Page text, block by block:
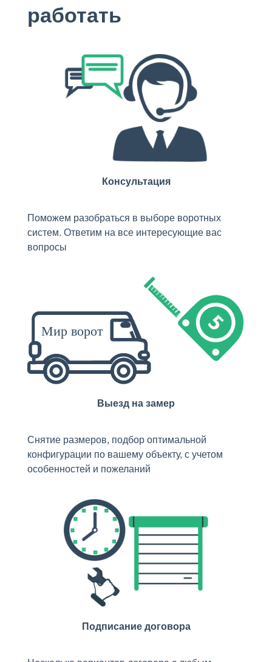
работать
Консультация
Поможем разобраться в выборе воротных
систем. Ответим на все интересующие вас
вопросы
Выезд на замер
Снятие размеров, подбор оптимальной
конфигурации по вашему объекту, с учетом
особенностей и пожеланий
Подписание договора